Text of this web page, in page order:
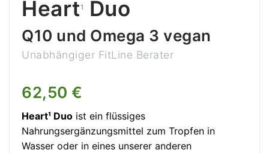
Heart1 Duo
Q10 und Omega 3 vegan
Unabhängiger FitLine Berater
62,50 €
Heart¹ Duo ist ein flüssiges
Nahrungsergänzungsmittel zum Tropfen in
Wasser oder in eines unserer anderen